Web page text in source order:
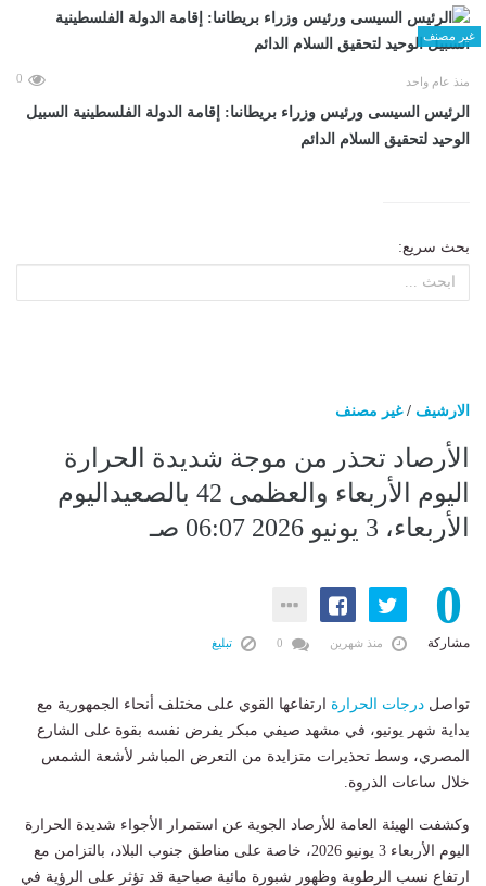
غير مصنف
منذ عام واحد 0
الرئيس السيسى ورئيس وزراء بريطانىا: إقامة الدولة الفلسطينية السبيل
الوحيد لتحقيق السلام الدائم
بحث سريع:
الارشيف /غير مصنف
الأرصاد تحذر من موجة شديدة الحرارة
اليوم الأربعاء والعظمى 42 بالصعيداليوم
الأربعاء، 3 يونيو 2026 06:07 صـ
0
مشاركة منذ شهرين تبليغ
تواصل درجات الحرارة ارتفاعها القوي على مختلف أنحاء الجمهورية مع
بداية شهر يونيو، في مشهد صيفي مبكر يفرض نفسه بقوة على الشارع
المصري، وسط تحذيرات متزايدة من التعرض المباشر لأشعة الشمس
خلال ساعات الذروة.
وكشفت الهيئة العامة للأرصاد الجوية عن استمرار الأجواء شديدة الحرارة
اليوم الأربعاء 3 يونيو 2026، خاصة على مناطق جنوب البلاد، بالتزامن مع
ارتفاع نسب الرطوبة وظهور شبورة مائية صباحية قد تؤثر على الرؤية في